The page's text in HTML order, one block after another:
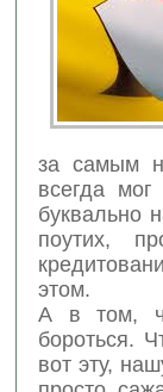
за самым
всегда мог
буквально
поутих,
этом.
А в том,
бороться.
вот эту,